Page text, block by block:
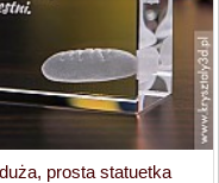
prosta statuetka